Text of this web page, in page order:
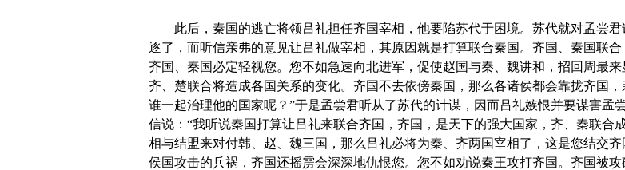
此后，秦国的逃亡将领吕礼担任齐国宰相，他要陷苏代于困境。苏代就对孟尝君
逐了，而听信亲弗的意见让吕礼做宰相，其原因就是打算联合秦国。齐国、秦国联
齐国、秦国必定轻视您。您不如急速向北进军，促使赵国与秦、魏讲和，招回周最
齐、楚联合将造成各国关系的变化。齐国不去依傍秦国，那么各诸侯都会靠拢齐国
谁一起治理他的国家呢？”于是孟尝君听从了苏代的计谋，因而吕礼嫉恨并要谋害孟
信说：“我听说秦国打算让吕礼来联合齐国，齐国，是天下的强大国家，齐、秦联合
相与结盟来对付韩、赵、魏三国，那么吕礼必将为秦、齐两国宰相了，这是您结交
侯国攻击的兵祸，齐国还摇雳会深深地仇恨您。您不如劝说秦王攻打齐国。齐国被